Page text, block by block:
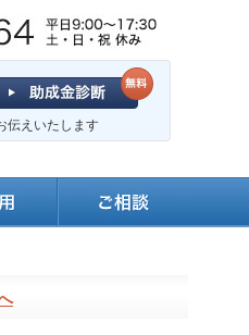
伝えいたします